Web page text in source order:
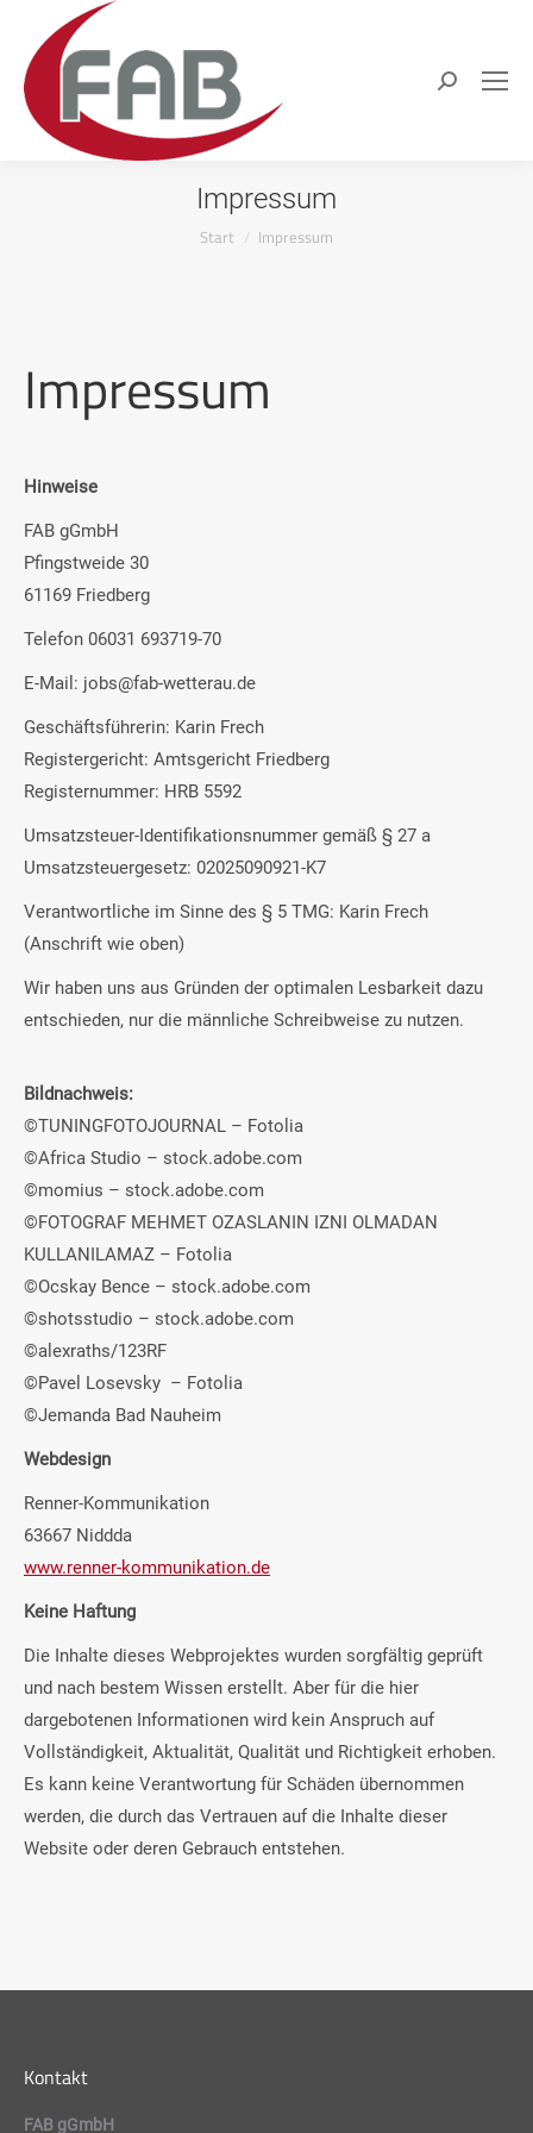
Search:
Impressum
Sie befinden sich hier:
Start Impressum
Impressum
Hinweise
FAB gGmbH
Pfingstweide 30
61169 Friedberg
Telefon 06031 693719-70
E-Mail: jobs@fab-wetterau.de
Geschäftsführerin: Karin Frech
Registergericht: Amtsgericht Friedberg
Registernummer: HRB 5592
Umsatzsteuer-Identifikationsnummer gemäß § 27 a
Umsatzsteuergesetz: 02025090921-K7
Verantwortliche im Sinne des § 5 TMG: Karin Frech
(Anschrift wie oben)
Wir haben uns aus Gründen der optimalen Lesbarkeit dazu
entschieden, nur die männliche Schreibweise zu nutzen.
Bildnachweis:
©TUNINGFOTOJOURNAL – Fotolia
©Africa Studio – stock.adobe.com
©momius – stock.adobe.com
©FOTOGRAF MEHMET OZASLANIN IZNI OLMADAN
KULLANILAMAZ – Fotolia
©Ocskay Bence – stock.adobe.com
©shotsstudio – stock.adobe.com
©alexraths/123RF
©Pavel Losevsky – Fotolia
©Jemanda Bad Nauheim
Webdesign
Renner-Kommunikation
63667 Niddda
www.renner-kommunikation.de
Keine Haftung
Die Inhalte dieses Webprojektes wurden sorgfältig geprüft
und nach bestem Wissen erstellt. Aber für die hier
dargebotenen Informationen wird kein Anspruch auf
Vollständigkeit, Aktualität, Qualität und Richtigkeit erhoben.
Es kann keine Verantwortung für Schäden übernommen
werden, die durch das Vertrauen auf die Inhalte dieser
Website oder deren Gebrauch entstehen.
Kontakt
FAB gGmbH